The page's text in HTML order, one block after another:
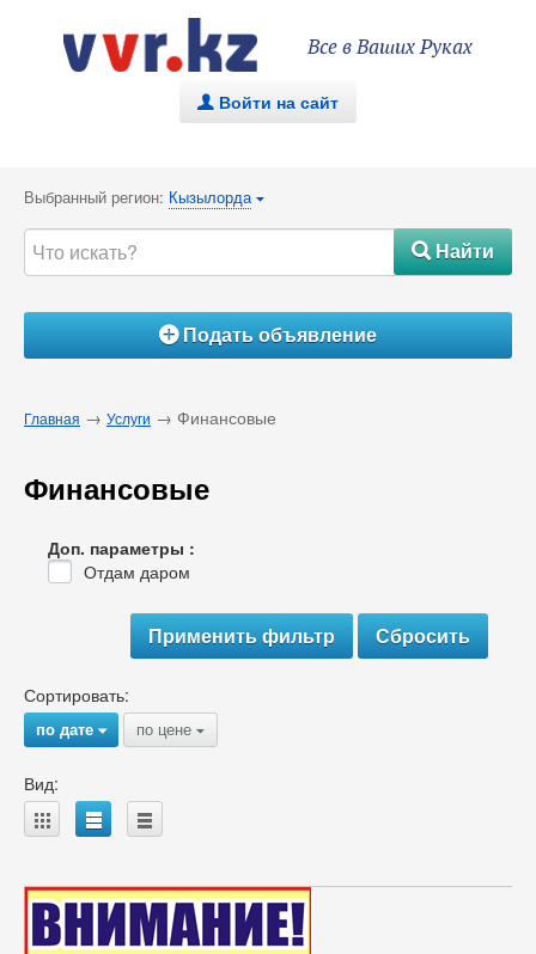
Все в Ваших Руках
. Войти на сайт
Выбранный регион: Кызылорда {
#Найти
ÁПодать объявление
Главная → Услуги → Финансовые
Финансовые
Доп. параметры :
Отдам даром
Сортировать:
по дате{ по цене {
Вид:
A B C